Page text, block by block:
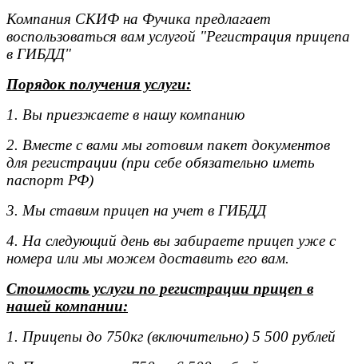
Компания СКИФ на Фучика предлагает
воспользоваться вам услугой "Регистрация прицепа
в ГИБДД"
Порядок получения услуги:
1. Вы приезжаете в нашу компанию
2. Вместе с вами мы готовим пакет документов
для регистрации (при себе обязательно иметь
паспорт РФ)
3. Мы ставим прицеп на учет в ГИБДД
4. На следующий день вы забираете прицеп уже с
номера или мы можем доставить его вам.
Стоимость услуги по регистрации прицеп в
нашей компании:
1. Прицепы до 750кг (включительно) 5 500 рублей